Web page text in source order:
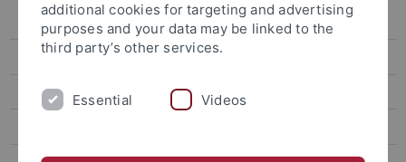
News
Box Standard grau
News weiß ohne Bild
additional cookies for targeting and advertising
purposes and your data may be linked to the
third party’s other services.
Essential Videos